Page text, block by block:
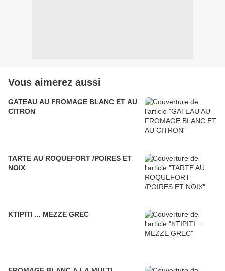
Vous aimerez aussi
GATEAU AU FROMAGE BLANC ET AU
CITRON
TARTE AU ROQUEFORT /POIRES ET
NOIX
KTIPITI ... MEZZE GREC